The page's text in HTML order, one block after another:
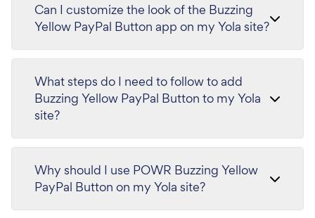
Can I customize the look of the Buzzing
Yellow PayPal Button app on my Yola site?
What steps do I need to follow to add
Buzzing Yellow PayPal Button to my Yola
site?
Why should I use POWR Buzzing Yellow
PayPal Button on my Yola site?